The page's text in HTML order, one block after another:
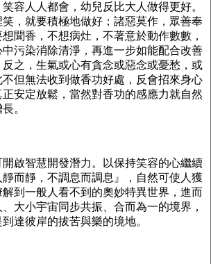
容人人都會，幼兒反比大人做得更好。
，就要積極地做好；諸惡莫作，眾善奉
聞香，不想病灶，不著意於動作數數，
污染消除清淨，再進一步如能配合改善
之，生氣或心有貪念或惡念或憂愁，或
但無法收到做香功好處，反會招來身心
安定放鬆，當然對香功的感應力就自然
。
啟智慧開發潛力。以保持笑容的心繼續
而靜，不調息而調息』，自然可使人獲
到一般人看不到的奧妙特異世界，進而
大小宇宙同步共振、合而為一的境界，
達彼岸的拔苦與樂的境地。